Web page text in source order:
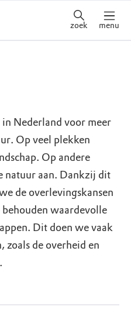
zoek menu
Nederland voor meer
Op veel plekken
Op andere
natuur aan. Dankzij dit
de overlevingskansen
waardevolle
Dit doen we vaak
zoals de overheid en